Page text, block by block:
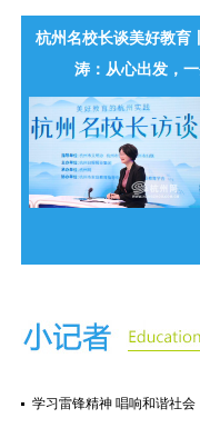
杭州名校长谈美好教育
涛：从心出发，
学习雷锋精神 唱响和谐社会